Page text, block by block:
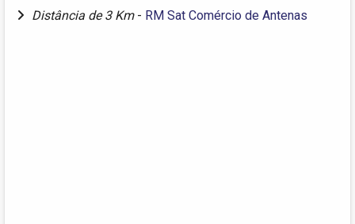
Distância de 3 Km - RM Sat Comércio de Antenas